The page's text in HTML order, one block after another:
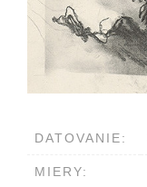
DATOVANIE:
MIERY: